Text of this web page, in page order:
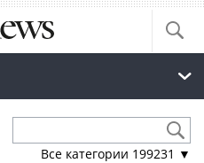
Все категории 199231 ▼